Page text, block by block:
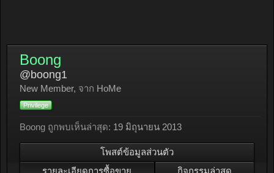
Boong
@boong1
New Member, จาก HoMe
Privilege
Boong ถูกพบเห็นล่าสุด: 19 มิถุนายน 2013
โพสต์ข้อมูลส่วนตัว
รายละเอียดการซื้อขาย
กิจกรรมล่าสุด